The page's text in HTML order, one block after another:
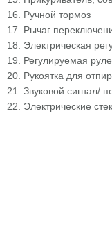
16. Ручной тормоз
17. Рычаг
18. Электрическая
19. Регулируемая
20. Рукоятка для
21. Звуковой сигнал/
22. Электрические